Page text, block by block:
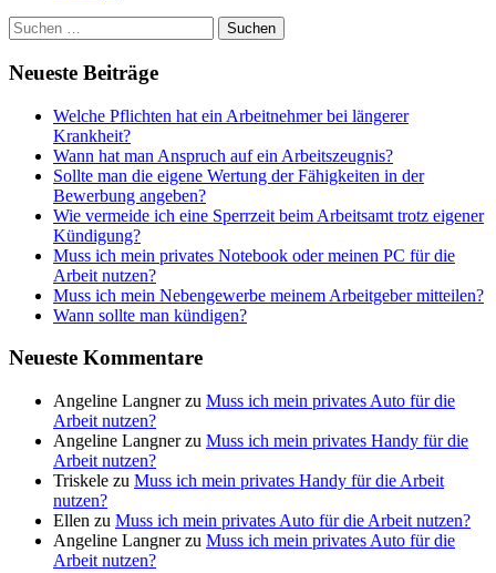
Suchen
nach:
Neueste Beiträge
Welche Pflichten hat ein Arbeitnehmer bei längerer
Krankheit?
Wann hat man Anspruch auf ein Arbeitszeugnis?
Sollte man die eigene Wertung der Fähigkeiten in der
Bewerbung angeben?
Wie vermeide ich eine Sperrzeit beim Arbeitsamt trotz eigener
Kündigung?
Muss ich mein privates Notebook oder meinen PC für die
Arbeit nutzen?
Muss ich mein Nebengewerbe meinem Arbeitgeber mitteilen?
Wann sollte man kündigen?
Neueste Kommentare
Angeline Langnerzu Muss ich mein privates Auto für die
Arbeit nutzen?
Angeline Langnerzu Muss ich mein privates Handy für die
Arbeit nutzen?
Triskele zu Muss ich mein privates Handy für die Arbeit
nutzen?
Ellen zu Muss ich mein privates Auto für die Arbeit nutzen?
Angeline Langnerzu Muss ich mein privates Auto für die
Arbeit nutzen?